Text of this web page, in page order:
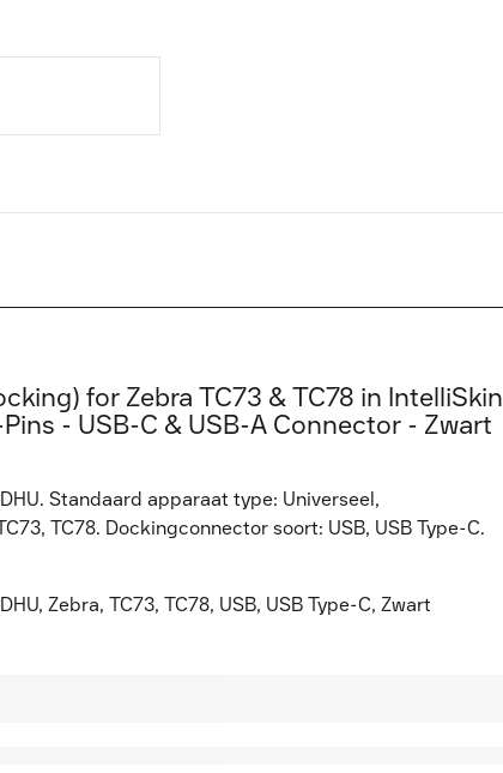
for Zebra TC73 & TC78 in IntelliSkin
- USB-C & USB-A Connector - Zwart
Standaard apparaat type: Universeel,
TC78. Dockingconnector soort: USB, USB Type-C.
Zebra, TC73, TC78, USB, USB Type-C, Zwart